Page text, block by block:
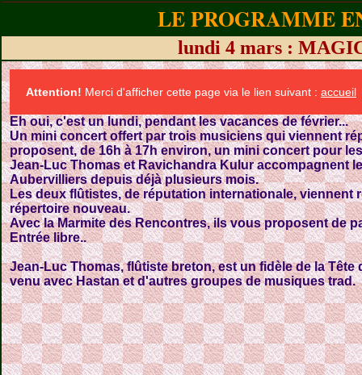
LE PROGRAMME
lundi 4 mars :
Attention! Merci d'afficher cette page via le lien suivant : accueil
Eh oui, c'est un lundi, pendant les vacances de février...
Un mini concert offert par trois musiciens qui viennent
proposent, de 16h à 17h environ, un mini concert pour
Jean-Luc Thomas et Ravichandra Kulur accompagnent
Aubervilliers depuis déjà plusieurs mois.
Les deux flûtistes, de réputation internationale, viennent
répertoire nouveau.
Avec la Marmite des Rencontres, ils vous proposent de
Entrée libre..
Jean-Luc Thomas, flûtiste breton, est un fidèle de la
venu avec Hastan et d'autres groupes de musiques trad.